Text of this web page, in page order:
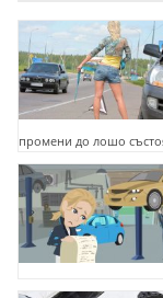
промени до лошо